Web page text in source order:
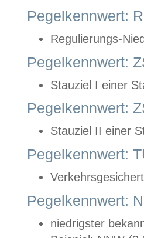
Pegelkennwert:
Regulierungs-
Pegelkennwert:
Stauziel I einer
Pegelkennwert:
Stauziel II einer
Pegelkennwert:
Pegelkennwert:
niedrigster